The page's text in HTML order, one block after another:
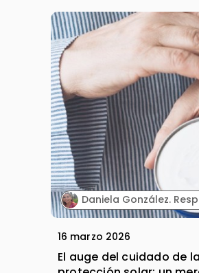
16 marzo 2026
El auge del cuidado de